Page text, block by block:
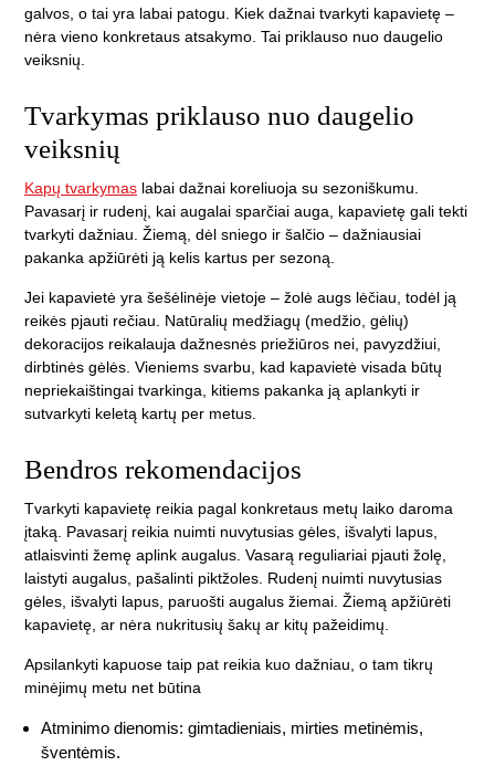
galvos, o tai yra labai patogu. Kiek dažnai tvarkyti kapavietę –
nėra vieno konkretaus atsakymo. Tai priklauso nuo daugelio
veiksnių.
Tvarkymas priklauso nuo daugelio
veiksnių
Kapų tvarkymas labai dažnai koreliuoja su sezoniškumu.
Pavasarį ir rudenį, kai augalai sparčiai auga, kapavietę gali tekti
tvarkyti dažniau. Žiemą, dėl sniego ir šalčio – dažniausiai
pakanka apžiūrėti ją kelis kartus per sezoną.
Jei kapavietė yra šešėlinėje vietoje – žolė augs lėčiau, todėl ją
reikės pjauti rečiau. Natūralių medžiagų (medžio, gėlių)
dekoracijos reikalauja dažnesnės priežiūros nei, pavyzdžiui,
dirbtinės gėlės. Vieniems svarbu, kad kapavietė visada būtų
nepriekaištingai tvarkinga, kitiems pakanka ją aplankyti ir
sutvarkyti keletą kartų per metus.
Bendros rekomendacijos
Tvarkyti kapavietę reikia pagal konkretaus metų laiko daroma
įtaką. Pavasarį reikia nuimti nuvytusias gėles, išvalyti lapus,
atlaisvinti žemę aplink augalus. Vasarą reguliariai pjauti žolę,
laistyti augalus, pašalinti piktžoles. Rudenį nuimti nuvytusias
gėles, išvalyti lapus, paruošti augalus žiemai. Žiemą apžiūrėti
kapavietę, ar nėra nukritusių šakų ar kitų pažeidimų.
Apsilankyti kapuose taip pat reikia kuo dažniau, o tam tikrų
minėjimų metu net būtina
Atminimo dienomis: gimtadieniais, mirties metinėmis,
šventėmis.